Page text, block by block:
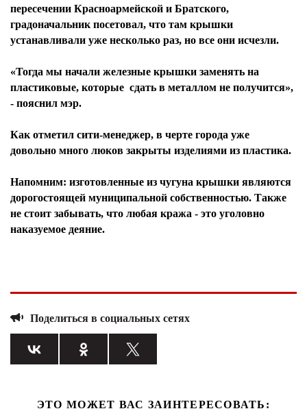
пересечении Красноармейской и Братского,
градоначальник посетовал, что там крышки
устанавливали уже несколько раз, но все они исчезли.
«Тогда мы начали железные крышки заменять на
пластиковые, которые сдать в металлом не получится»,
- пояснил мэр.
Как отметил сити-менеджер, в черте города уже
довольно много люков закрыты изделиями из пластика.
Напомним: изготовленные из чугуна крышки являются
дорогостоящей муниципальной собственностью. Также
не стоит забывать, что любая кража - это уголовно
наказуемое деяние.
Поделиться в социальных сетях
ЭТО МОЖЕТ ВАС ЗАИНТЕРЕСОВАТЬ: